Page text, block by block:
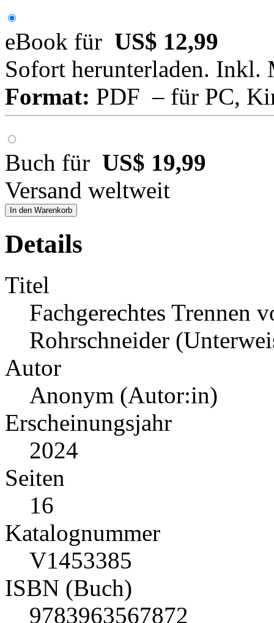
eBook für US$ 12,99
Sofort herunterladen. Inkl.
Format: PDF – für PC,
Buch für US$ 19,99
Versand weltweit
In den Warenkorb
Details
Titel
Fachgerechtes Trennen
Rohrschneider
Autor
Anonym (Autor:in)
Erscheinungsjahr
2024
Seiten
16
Katalognummer
V1453385
ISBN (Buch)
9783963567872